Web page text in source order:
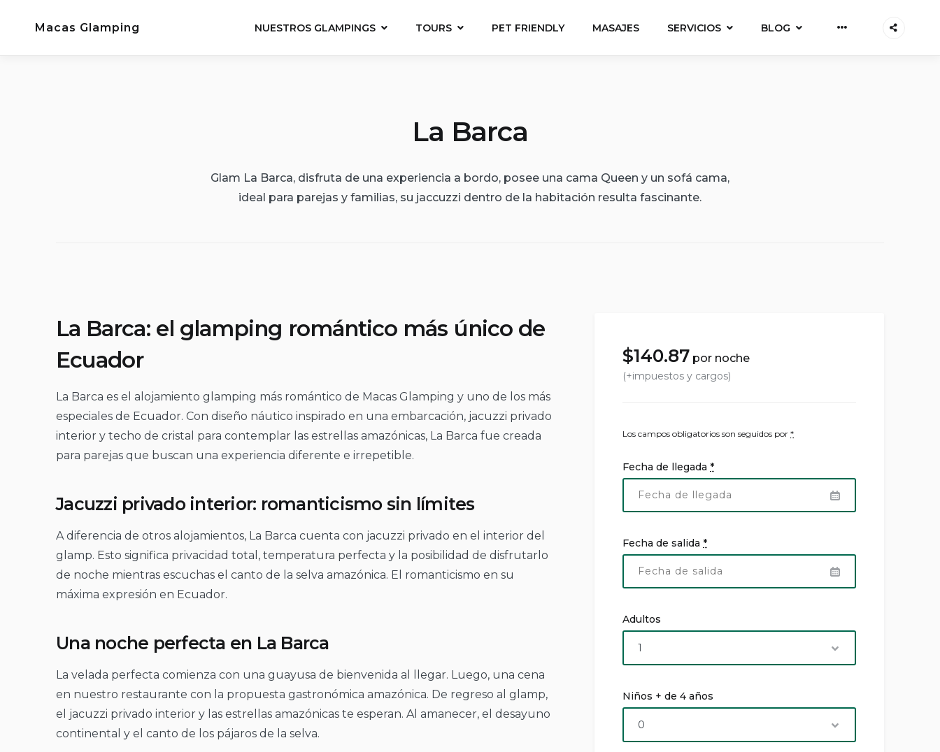
Macas Glamping NUESTROS GLAMPINGS TOURS PET FRIENDLY MASAJES SERVICIOS BLOG Más
La Barca
Glam La Barca, disfruta de una experiencia a bordo, posee una cama Queen y un sofá cama,
ideal para parejas y familias, su jaccuzzi dentro de la habitación resulta fascinante.
La Barca: el glamping romántico más único de
Ecuador
La Barca es el alojamiento glamping más romántico de Macas Glamping y uno de los más
especiales de Ecuador. Con diseño náutico inspirado en una embarcación, jacuzzi privado
interior y techo de cristal para contemplar las estrellas amazónicas, La Barca fue creada
para parejas que buscan una experiencia diferente e irrepetible.
Jacuzzi privado interior: romanticismo sin límites
A diferencia de otros alojamientos, La Barca cuenta con jacuzzi privado en el interior del
glamp. Esto significa privacidad total, temperatura perfecta y la posibilidad de disfrutarlo
de noche mientras escuchas el canto de la selva amazónica. El romanticismo en su
máxima expresión en Ecuador.
Una noche perfecta en La Barca
La velada perfecta comienza con una guayusa de bienvenida al llegar. Luego, una cena
en nuestro restaurante con la propuesta gastronómica amazónica. De regreso al glamp,
el jacuzzi privado interior y las estrellas amazónicas te esperan. Al amanecer, el desayuno
continental y el canto de los pájaros de la selva.
$140.87 por noche
(+impuestos y cargos)
Los campos obligatorios son seguidos por*
Fecha de llegada*
Fecha de salida*
Adultos
Niños + de 4 años